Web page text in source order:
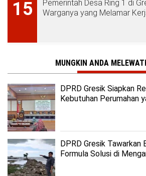
15
Pemerintah Desa Ring 1 di
Warganya yang Melamar
MUNGKIN ANDA
DPRD Gresik Siapkan
Kebutuhan Perumahan
DPRD Gresik Tawarkan
Formula Solusi di